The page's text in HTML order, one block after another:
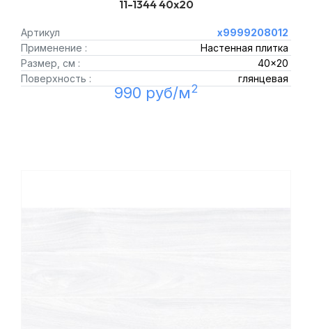
11-1344 40x20
Артикул
х9999208012
Применение :
Настенная плитка
Размер, см :
40x20
Поверхность :
глянцевая
990 руб/м2